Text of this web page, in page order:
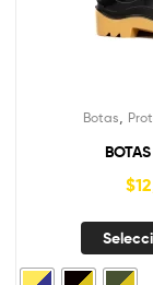
Botas
$